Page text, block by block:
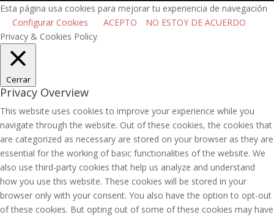
Esta página usa cookies para mejorar tu experiencia de navegación
Configurar Cookies
ACEPTO
NO ESTOY DE ACUERDO
Privacy & Cookies Policy
Cerrar
Privacy Overview
This website uses cookies to improve your experience while you
navigate through the website. Out of these cookies, the cookies that
are categorized as necessary are stored on your browser as they are
essential for the working of basic functionalities of the website. We
also use third-party cookies that help us analyze and understand
how you use this website. These cookies will be stored in your
browser only with your consent. You also have the option to opt-out
of these cookies. But opting out of some of these cookies may have